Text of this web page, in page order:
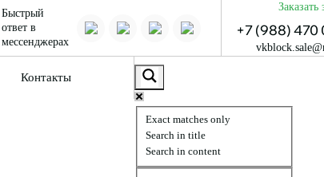
Быстрый
ответ в
мессенджерах
Заказать
+7 (988) 470
Контакты
Exact matches only
Search in title
Search in content